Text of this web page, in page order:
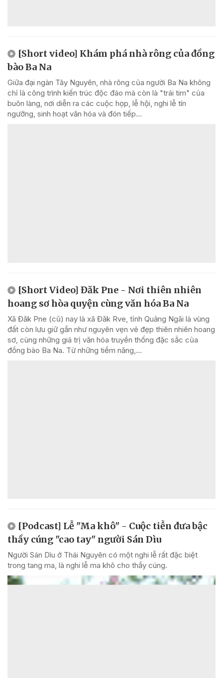
[Short video] Khám phá nhà rông của đồng
bào Ba Na
Giữa đại ngàn Tây Nguyên, nhà rông của người Ba Na không
chỉ là công trình kiến trúc độc đáo mà còn là "trái tim" của
buôn làng, nơi diễn ra các cuộc họp, lễ hội, nghi lễ tín
ngưỡng, sinh hoạt văn hóa và đón tiếp...
[Short Video] Đăk Pne - Nơi thiên nhiên
hoang sơ hòa quyện cùng văn hóa Ba Na
Xã Đăk Pne (cũ) nay là xã Đăk Rve, tỉnh Quảng Ngãi là vùng
đất còn lưu giữ gần như nguyên vẹn vẻ đẹp thiên nhiên hoang
sơ, cùng những giá trị văn hóa truyền thống đặc sắc của
đồng bào Ba Na. Từ những tiềm năng,...
[Podcast] Lễ "Ma khô" - Cuộc tiễn đưa bậc
thầy cúng "cao tay" người Sán Dìu
Người Sán Dìu ở Thái Nguyên có một nghi lễ rất đặc biệt
trong tang ma, là nghi lễ ma khô cho thầy cúng.